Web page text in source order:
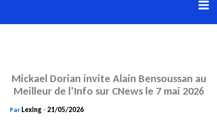
au
Mickael Dorian invite Alain Bensoussan au
Meilleur de l’Info sur CNews le 7 mai 2026
Par Lexing - 21/05/2026